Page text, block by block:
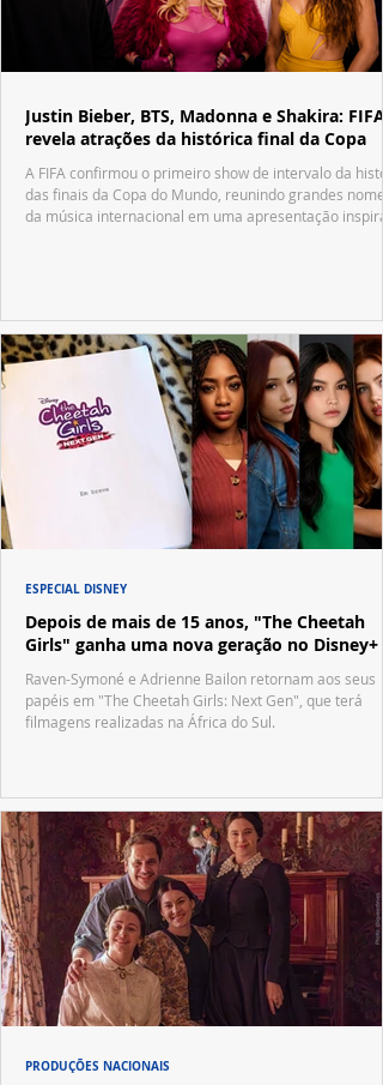
Justin Bieber, BTS, Madonna e Shakira: FIFA
revela atrações da histórica final da Copa
A FIFA confirmou o primeiro show de intervalo da
das finais da Copa do Mundo, reunindo grandes nomes
da música internacional em uma apresentação
Depois de mais de 15 anos, "The Cheetah
Girls" ganha uma nova geração no Disney+
Raven-Symoné e Adrienne Bailon retornam aos seus
papéis em "The Cheetah Girls: Next Gen", que terá
filmagens realizadas na África do Sul.
ESPECIAL DISNEY
PRODUÇÕES NACIONAIS